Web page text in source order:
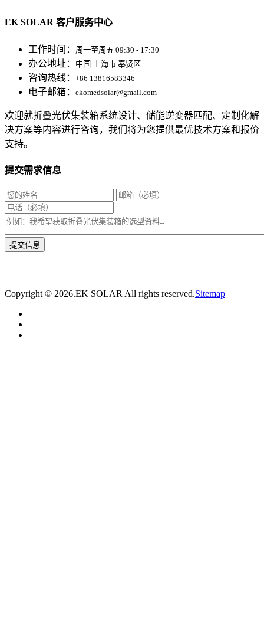
EK SOLAR 客户服务中心
工作时间： 周一至周五 09:30 - 17:30
办公地址： 中国·上海市 奉贤区
咨询热线： +86 13816583346
电子邮箱： ekomedsolar@gmail.com
欢迎就折叠光伏集装箱系统设计、储能逆变器匹配、定制化解
决方案等内容进行咨询，我们将为您提供最优技术方案和报价
支持。
提交需求信息
Copyright © 2026.EK SOLAR All rights reserved.Sitemap